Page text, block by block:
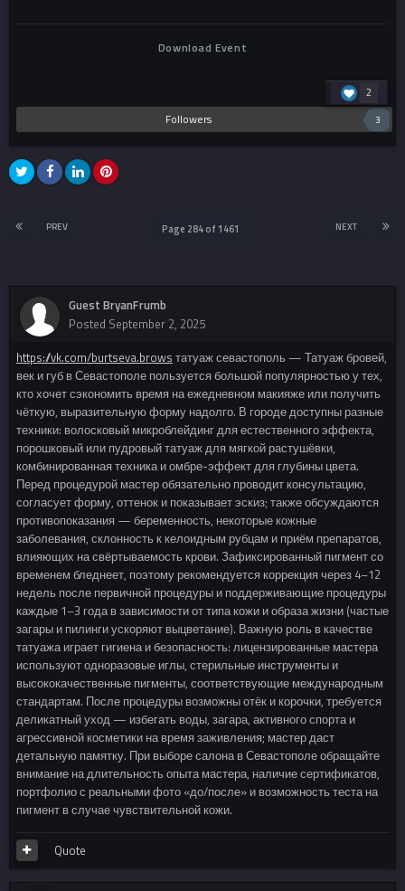
2
Download Event
Followers 3
PREV NEXT
Page 284 of 1461
Guest BryanFrumb
Posted September 2, 2025
https://vk.com/burtseva.brows татуаж севастополь — Татуаж бровей,
век и губ в Севастополе пользуется большой популярностью у тех,
кто хочет сэкономить время на ежедневном макияже или получить
чёткую, выразительную форму надолго. В городе доступны разные
техники: волосковый микроблейдинг для естественного эффекта,
порошковый или пудровый татуаж для мягкой растушёвки,
комбинированная техника и омбре-эффект для глубины цвета.
Перед процедурой мастер обязательно проводит консультацию,
согласует форму, оттенок и показывает эскиз; также обсуждаются
противопоказания — беременность, некоторые кожные
заболевания, склонность к келоидным рубцам и приём препаратов,
влияющих на свёртываемость крови. Зафиксированный пигмент со
временем бледнеет, поэтому рекомендуется коррекция через 4–12
недель после первичной процедуры и поддерживающие процедуры
каждые 1–3 года в зависимости от типа кожи и образа жизни (частые
загары и пилинги ускоряют выцветание). Важную роль в качестве
татуажа играет гигиена и безопасность: лицензированные мастера
используют одноразовые иглы, стерильные инструменты и
высококачественные пигменты, соответствующие международным
стандартам. После процедуры возможны отёк и корочки, требуется
деликатный уход — избегать воды, загара, активного спорта и
агрессивной косметики на время заживления; мастер даст
детальную памятку. При выборе салона в Севастополе обращайте
внимание на длительность опыта мастера, наличие сертификатов,
портфолио с реальными фото «до/после» и возможность теста на
пигмент в случае чувствительной кожи.
Quote